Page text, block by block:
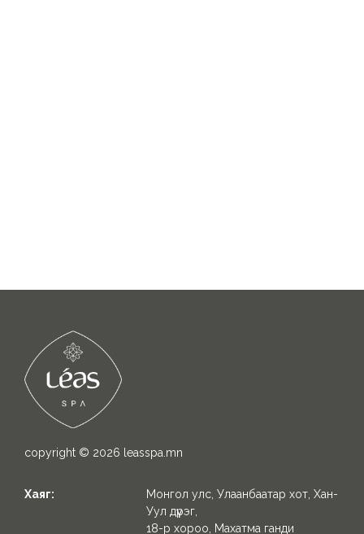
copyright © 2026 leasspa.mn
Хаяг:
Монгол улс, Улаанбаатар хот, Хан-
Уул дүүрэг,
18-р хороо, Махатма ганди